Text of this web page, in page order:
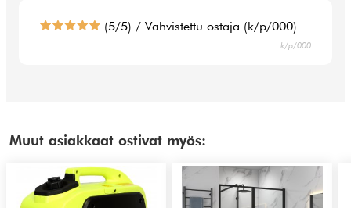
(5/5) / Vahvistettu ostaja (k/p/000)
k/p/000
Muut asiakkaat ostivat myös: